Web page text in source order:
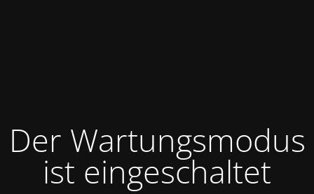
Der Wartungsmodus
ist eingeschaltet